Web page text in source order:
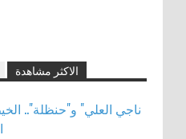
الاكثر مشاهدة